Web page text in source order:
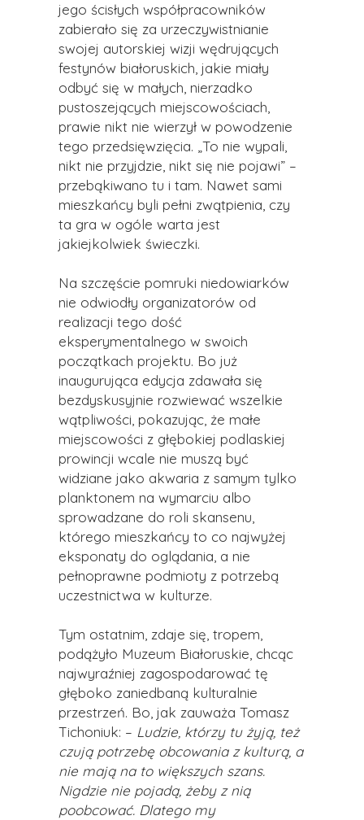
jego ścisłych współpracowników
zabierało się za urzeczywistnianie
swojej autorskiej wizji wędrujących
festynów białoruskich, jakie miały
odbyć się w małych, nierzadko
pustoszejących miejscowościach,
prawie nikt nie wierzył w powodzenie
tego przedsięwzięcia. „To nie wypali,
nikt nie przyjdzie, nikt się nie pojawi” –
przebąkiwano tu i tam. Nawet sami
mieszkańcy byli pełni zwątpienia, czy
ta gra w ogóle warta jest
jakiejkolwiek świeczki.
Na szczęście pomruki niedowiarków
nie odwiodły organizatorów od
realizacji tego dość
eksperymentalnego w swoich
początkach projektu. Bo już
inaugurująca edycja zdawała się
bezdyskusyjnie rozwiewać wszelkie
wątpliwości, pokazując, że małe
miejscowości z głębokiej podlaskiej
prowincji wcale nie muszą być
widziane jako akwaria z samym tylko
planktonem na wymarciu albo
sprowadzane do roli skansenu,
którego mieszkańcy to co najwyżej
eksponaty do oglądania, a nie
pełnoprawne podmioty z potrzebą
uczestnictwa w kulturze.
Tym ostatnim, zdaje się, tropem,
podążyło Muzeum Białoruskie, chcąc
najwyraźniej zagospodarować tę
głęboko zaniedbaną kulturalnie
przestrzeń. Bo, jak zauważa Tomasz
Tichoniuk: – Ludzie, którzy tu żyją, też
czują potrzebę obcowania z kulturą, a
nie mają na to większych szans.
Nigdzie nie pojadą, żeby z nią
poobcować. Dlatego my